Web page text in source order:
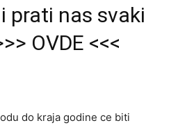
prati nas svaki
OVDE <<<
do kraja godine ce biti